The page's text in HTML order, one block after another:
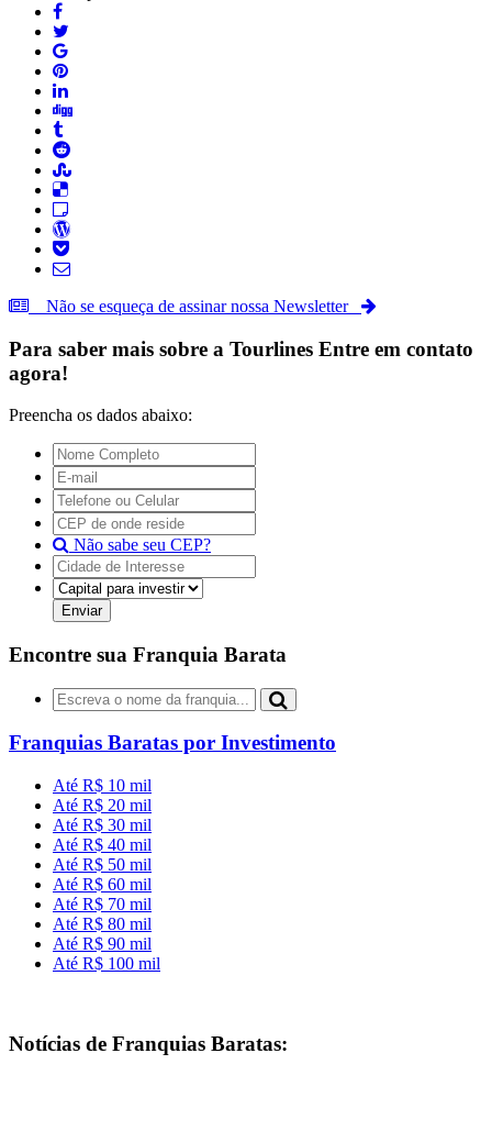
Não se esqueça de assinar nossa Newsletter
Para saber mais sobre a Tourlines Entre em contato
agora!
Preencha os dados abaixo:
Não sabe seu CEP?
Encontre sua Franquia Barata
Franquias Baratas por Investimento
Até R$ 10 mil
Até R$ 20 mil
Até R$ 30 mil
Até R$ 40 mil
Até R$ 50 mil
Até R$ 60 mil
Até R$ 70 mil
Até R$ 80 mil
Até R$ 90 mil
Até R$ 100 mil
Notícias de Franquias Baratas: